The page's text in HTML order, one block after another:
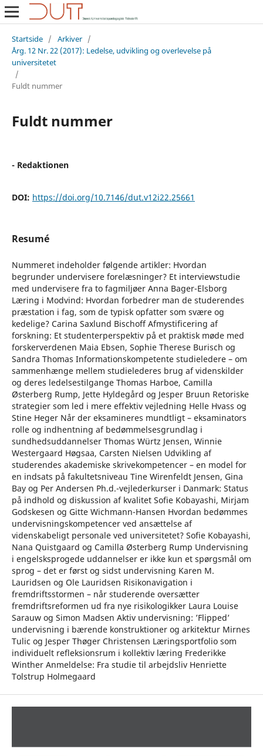
Startside / Arkiver /
Årg. 12 Nr. 22 (2017): Ledelse, udvikling og overlevelse på
universitetet
/
Fuldt nummer
Fuldt nummer
- Redaktionen
DOI: https://doi.org/10.7146/dut.v12i22.25661
Resumé
Nummeret indeholder følgende artikler: Hvordan
begrunder undervisere forelæsninger? Et interviewstudie
med undervisere fra to fagmiljøer Anna Bager-Elsborg
Læring i Modvind: Hvordan forbedrer man de studerendes
præstation i fag, som de typisk opfatter som svære og
kedelige? Carina Saxlund Bischoff Afmystificering af
forskning: Et studenterperspektiv på et praktisk møde med
forskerverdenen Maia Ebsen, Sophie Therese Burisch og
Sandra Thomas Informationskompetente studieledere – om
sammenhænge mellem studielederes brug af videnskilder
og deres ledelsestilgange Thomas Harboe, Camilla
Østerberg Rump, Jette Hyldegård og Jesper Bruun Retoriske
strategier som led i mere effektiv vejledning Helle Hvass og
Stine Heger Når der eksamineres mundtligt – eksaminators
rolle og indhentning af bedømmelsesgrundlag i
sundhedsuddannelser Thomas Würtz Jensen, Winnie
Westergaard Høgsaa, Carsten Nielsen Udvikling af
studerendes akademiske skrivekompetencer – en model for
en indsats på fakultetsniveau Tine Wirenfeldt Jensen, Gina
Bay og Per Andersen Ph.d.-vejlederkurser i Danmark: Status
på indhold og diskussion af kvalitet Sofie Kobayashi, Mirjam
Godskesen og Gitte Wichmann-Hansen Hvordan bedømmes
undervisningskompetencer ved ansættelse af
videnskabeligt personale ved universitetet? Sofie Kobayashi,
Nana Quistgaard og Camilla Østerberg Rump Undervisning
i engelsksprogede uddannelser er ikke kun et spørgsmål om
sprog – det er først og sidst undervisning Karen M.
Lauridsen og Ole Lauridsen Risikonavigation i
fremdriftsstormen – når studerende oversætter
fremdriftsreformen ud fra nye risikologikker Laura Louise
Sarauw og Simon Madsen Aktiv undervisning: ’Flipped’
undervisning i bærende konstruktioner og arkitektur Mirnes
Tulic og Jesper Thøger Christensen Læringsportfolio som
individuelt refleksionsrum i kollektiv læring Frederikke
Winther Anmeldelse: Fra studie til arbejdsliv Henriette
Tolstrup Holmegaard